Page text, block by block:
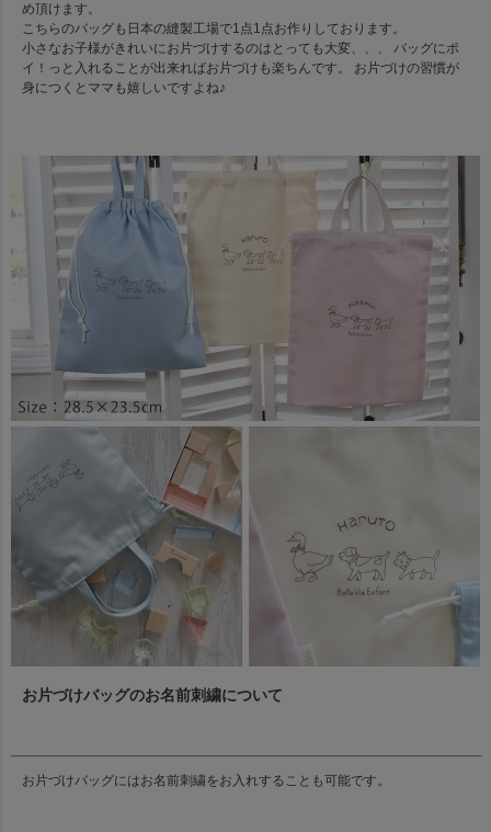
め頂けます。
こちらのバッグも日本の縫製工場で1点1点お作りしております。
小さなお子様がきれいにお片づけするのはとっても大変、、、 バッグにポ
イ！っと入れることが出来ればお片づけも楽ちんです。 お片づけの習慣が
身につくとママも嬉しいですよね♪
お片づけバッグのお名前刺繍について
お片づけバッグにはお名前刺繍をお入れすることも可能です。